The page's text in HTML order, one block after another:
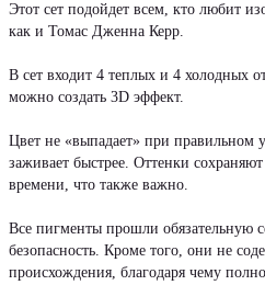
Этот сет подойдет всем, кто любит
как и Томас Дженна Керр.
В сет входит 4 теплых и 4 холодных
можно создать 3D эффект.
Цвет не «выпадает» при правильном
заживает быстрее. Оттенки
времени, что также важно.
Все пигменты прошли обязательную
безопасность. Кроме того, они не
происхождения, благодаря чему